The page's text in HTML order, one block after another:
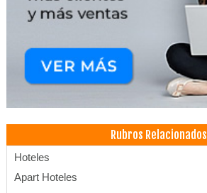
Rubros Relacionados
Hoteles
Apart Hoteles